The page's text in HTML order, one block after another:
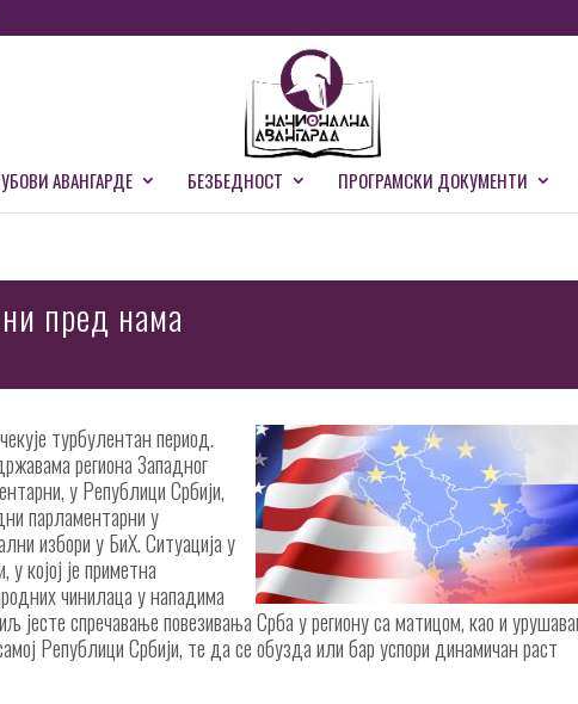
АВАНГАРДЕ БЕЗБЕДНОСТ ПРОГРАМСКИ ДОКУМЕНТИ
пред нама
турбулентан период.
региона Западног
у Републици Србији,
парламентарни у
избори у БиХ. Ситуација у
којој је приметна
чинилаца у нападима
јесте спречавање повезивања Срба у региону са матицом, као и
Републици Србији, те да се обузда или бар успори динамичан раст